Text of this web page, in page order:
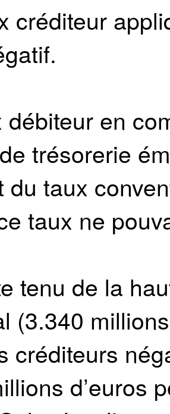
créditeur
débiteur en
trésorerie
du taux
taux ne
tenu de la
(3.340
créditeurs
d’euros